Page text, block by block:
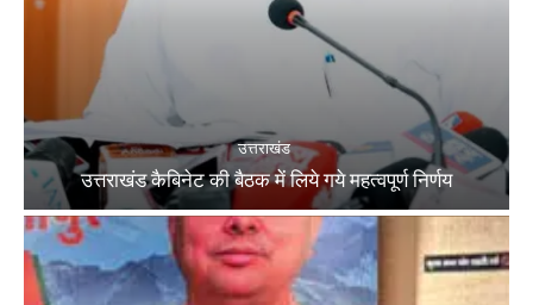
उत्तराखंड
उत्तराखंड कैबिनेट की बैठक में लिये गये महत्वपूर्ण निर्णय